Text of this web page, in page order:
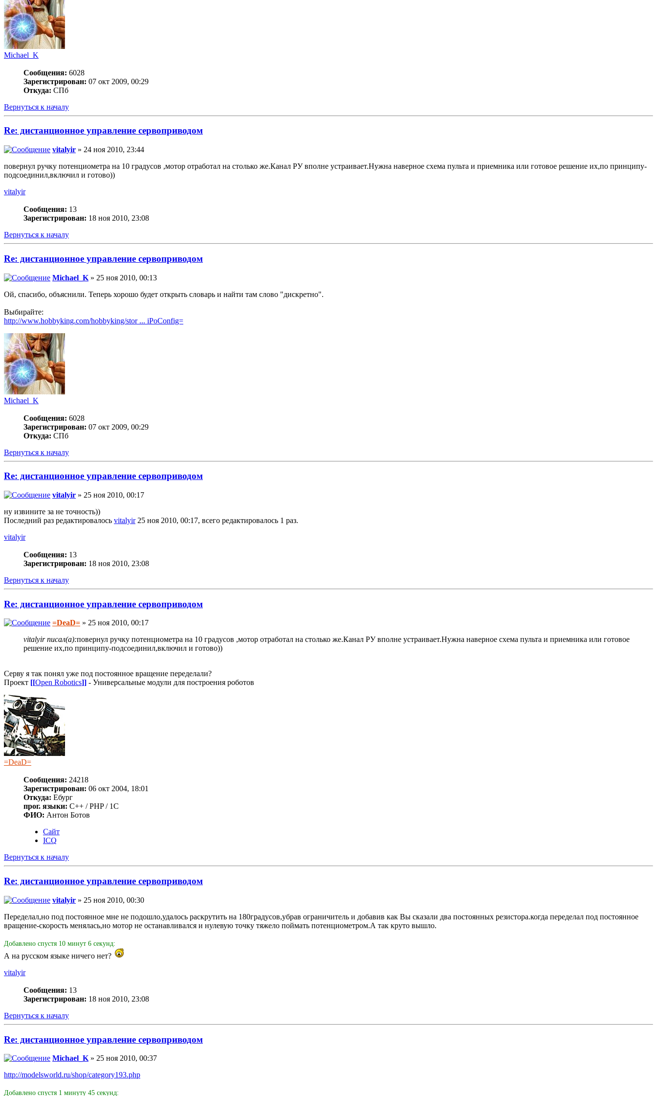
Michael_K
Сообщения: 6028
Зарегистрирован: 07 окт 2009, 00:29
Откуда: СПб
Вернуться к началу
Re: дистанционное управление сервоприводом
vitalyir » 24 ноя 2010, 23:44
повернул ручку потенциометра на 10 градусов ,мотор отработал на столько же.Канал РУ вполне устраивает.Нужна наверное схема пульта и приемника или готовое решение их,по принципу-
подсоединил,включил и готово))
vitalyir
Сообщения: 13
Зарегистрирован: 18 ноя 2010, 23:08
Вернуться к началу
Re: дистанционное управление сервоприводом
Michael_K » 25 ноя 2010, 00:13
Ой, спасибо, объяснили. Теперь хорошо будет открыть словарь и найти там слово "дискретно".
Выбирайте:
http://www.hobbyking.com/hobbyking/stor ... iPoConfig=
Michael_K
Сообщения: 6028
Зарегистрирован: 07 окт 2009, 00:29
Откуда: СПб
Вернуться к началу
Re: дистанционное управление сервоприводом
vitalyir » 25 ноя 2010, 00:17
ну извините за не точность))
Последний раз редактировалось vitalyir25 ноя 2010, 00:17, всего редактировалось 1 раз.
vitalyir
Сообщения: 13
Зарегистрирован: 18 ноя 2010, 23:08
Вернуться к началу
Re: дистанционное управление сервоприводом
=DeaD= » 25 ноя 2010, 00:17
vitalyir писал(а):повернул ручку потенциометра на 10 градусов ,мотор отработал на столько же.Канал РУ вполне устраивает.Нужна наверное схема пульта и приемника или готовое
решение их,по принципу-подсоединил,включил и готово))
Серву я так понял уже под постоянное вращение переделали?
Проект [[Open Robotics]] - Универсальные модули для построения роботов
=DeaD=
Сообщения: 24218
Зарегистрирован: 06 окт 2004, 18:01
Откуда: Ебург
прог. языки: C++ / PHP / 1C
ФИО: Антон Ботов
Сайт
ICQ
Вернуться к началу
Re: дистанционное управление сервоприводом
vitalyir » 25 ноя 2010, 00:30
Переделал,но под постоянное мне не подошло,удалось раскрутить на 180градусов,убрав ограничитель и добавив как Вы сказали два постоянных резистора.когда переделал под постоянное
вращение-скорость менялась,но мотор не останавливался и нулевую точку тяжело поймать потенциометром.А так круто вышло.
Добавлено спустя 10 минут 6 секунд:
А на русском языке ничего нет?
vitalyir
Сообщения: 13
Зарегистрирован: 18 ноя 2010, 23:08
Вернуться к началу
Re: дистанционное управление сервоприводом
Michael_K » 25 ноя 2010, 00:37
http://modelsworld.ru/shop/category193.php
Добавлено спустя 1 минуту 45 секунд: